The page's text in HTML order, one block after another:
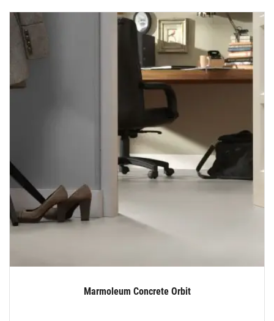
Marmoleum Concrete Orbit